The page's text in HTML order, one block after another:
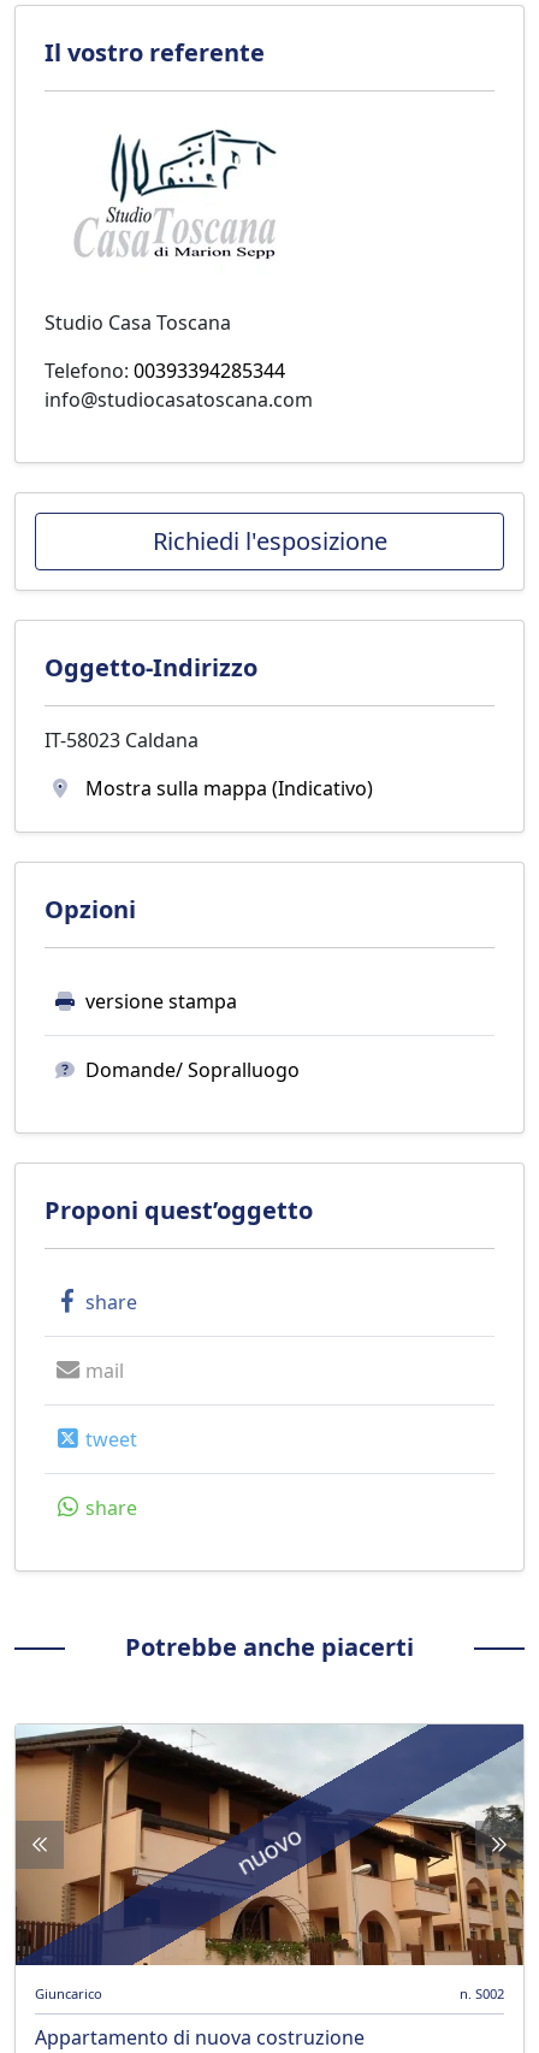
Il vostro referente
Studio Casa Toscana
Telefono: 00393394285344
info@studiocasatoscana.com
Richiedi l'esposizione
Oggetto-Indirizzo
IT-58023 Caldana
Mostra sulla mappa (Indicativo)
Opzioni
versione stampa
Domande/ Sopralluogo
Proponi quest’oggetto
share
mail
tweet
share
Potrebbe anche piacerti
nuovo
Giuncarico n. S002
Appartamento di nuova costruzione